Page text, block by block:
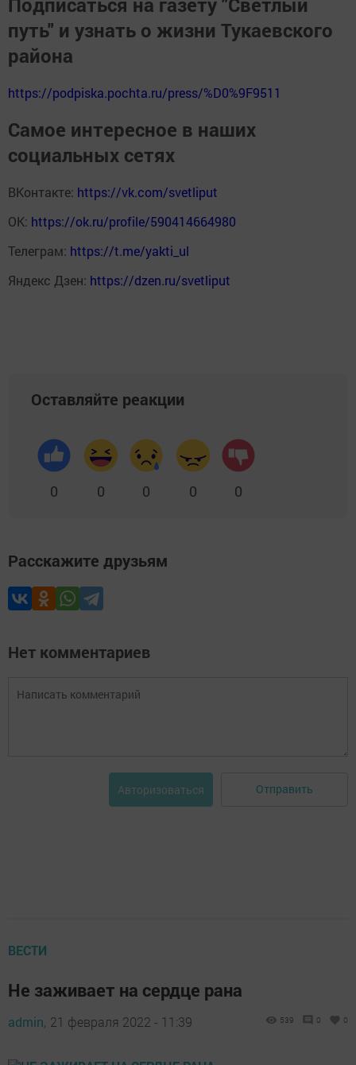
путь" и узнать о жизни Тукаевского
района
https://podpiska.pochta.ru/press/%D0%9F9511
Самое интересное в наших
социальных сетях
ВКонтакте: https://vk.com/svetliput
ОК: https://ok.ru/profile/590414664980
Телеграм: https://t.me/yakti_ul
Яндекс Дзен: https://dzen.ru/svetliput
Оставляйте реакции
0 0 0 0 0
Расскажите друзьям
Нет комментариев
Авторизоваться Отправить
ВЕСТИ
Не заживает на сердце рана
admin, 21 февраля 2022 - 11:39 539 0 0